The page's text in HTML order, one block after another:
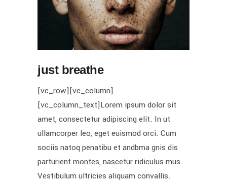
just breathe
[vc_row][vc_column]
[vc_column_text]Lorem ipsum dolor sit
amet, consectetur adipiscing elit. In ut
ullamcorper leo, eget euismod orci. Cum
sociis natoq penatibu et andbma gnis dis
parturient montes, nascetur ridiculus mus.
Vestibulum ultricies aliquam convallis.